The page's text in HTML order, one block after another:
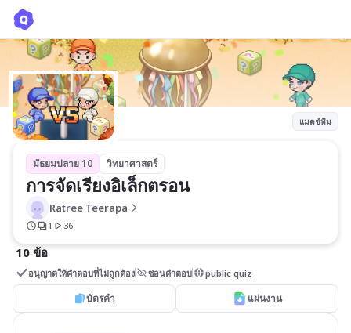
แมตช์ทีม
มัธยมปลาย 10 วิทยาศาสตร์
การจัดเรียงอิเล็กตรอน
Ratree Teerapa
1 36
10 ข้อ
อนุญาตให้คำตอบที่ไม่ถูกต้อง ซ่อนคำตอบ public quiz
บัตรคำ แผ่นงาน